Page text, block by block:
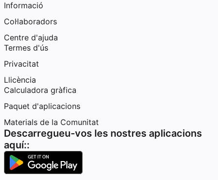
Informació
Col·laboradors
Centre d'ajuda
Termes d'ús
Privacitat
Llicència
Calculadora gràfica
Paquet d'aplicacions
Materials de la Comunitat
Descarregueu-vos les nostres aplicacions
aquí::